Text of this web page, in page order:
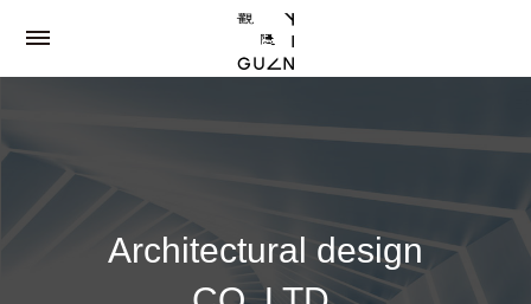
Architectural design